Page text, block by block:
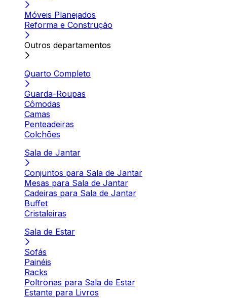
Móveis Planejados
Reforma e Construção
Outros departamentos
Quarto Completo
Guarda-Roupas
Cômodas
Camas
Penteadeiras
Colchões
Sala de Jantar
Conjuntos para Sala de Jantar
Mesas para Sala de Jantar
Cadeiras para Sala de Jantar
Buffet
Cristaleiras
Sala de Estar
Sofás
Painéis
Racks
Poltronas para Sala de Estar
Estante para Livros